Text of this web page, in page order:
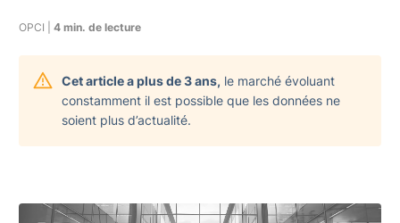
OPCI | 4 min. de lecture
Cet article a plus de 3 ans, le marché évoluant
constamment il est possible que les données ne
soient plus d’actualité.